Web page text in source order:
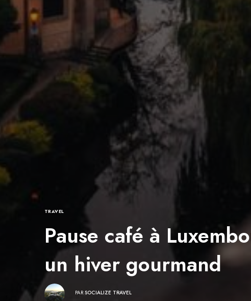
TRAVEL
Pause café à
un hiver gourmand
PAR SOCIALIZE TRAVEL